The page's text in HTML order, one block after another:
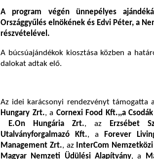
A program végén ünnepélyes
Országgyűlés elnökének és Edvi Péter, a
részvételével.
A búcsúajándékok kiosztása közben a
dalokat adtak elő.
Az idei karácsonyi rendezvényt támogatta
Hungary Zrt., a Cornexi Food Kft.,,a
E.On Hungária Zrt., az Erzsébet
Utalványforgalmazó Kft., a Forever
Management Zrt., az InterCom
Magyar Nemzeti Üdülési Alapítvány, a